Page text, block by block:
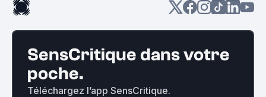
SensCritique dans votre
poche.
Téléchargez l’app SensCritique.